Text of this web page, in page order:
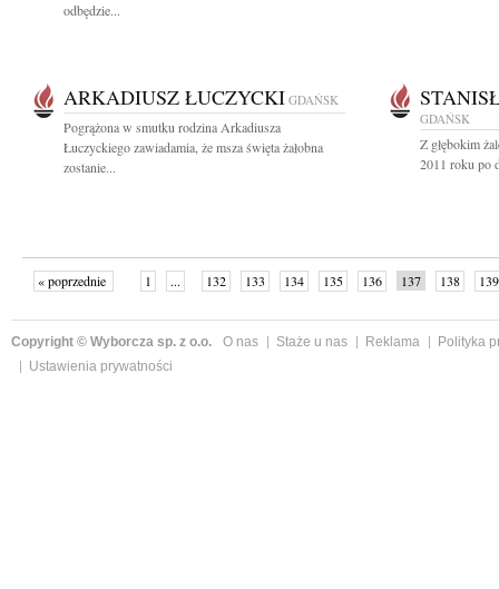
odbędzie...
ARKADIUSZ ŁUCZYCKI GDAŃSK
Pogrążona w smutku rodzina Arkadiusza
Łuczyckiego zawiadamia, że msza święta żałobna
zostanie...
GDAŃSK
Z głębokim
2011 roku po
« poprzednie 1 ... 132 133 134 135 136 137 138
139
Copyright © Wyborcza sp. z o.o. O nas Staże u nas Reklama
Polityka
Ustawienia prywatności